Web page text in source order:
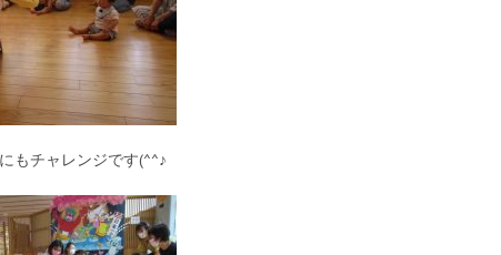
もチャレンジです(^^♪